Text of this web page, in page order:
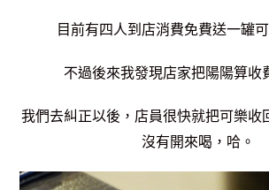
目前有四人到店消費免費送一罐
不過後來我發現店家把陽陽算收
我們去糾正以後，店員很快就把可樂收
沒有開來喝，哈。